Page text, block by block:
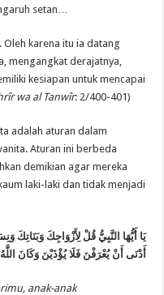
setan…
karena itu ia datang
mengangkat derajatnya,
kesiapan untuk mencapai
wa al Tanwîr: 2/400-401)
adalah aturan dalam
Aturan ini berbeda
demikian agar mereka
laki-laki dan tidak menjadi
يَا أَيُّهَا النَّبِيُّ قُلْ لِأَزْوَاجِكَ وَبَنَاتِكَ
أَدْنَى أَنْ يُعْرَفْنَ فَلَا يُؤْذَيْنَ وَكَانَ
anak-anak